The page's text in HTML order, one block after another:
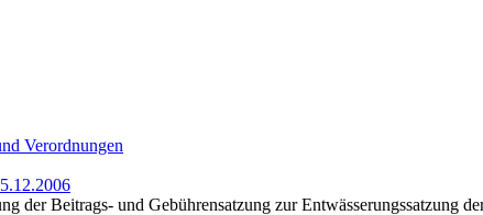
Verordnungen
der Beitrags- und Gebührensatzung zur Entwässerungssatzung